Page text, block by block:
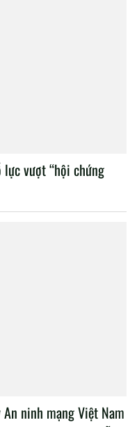
vượt “hội chứng
ninh mạng Việt Nam